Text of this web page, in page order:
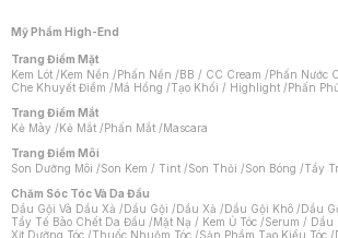
Mỹ Phẩm High-End
Trang Điểm Mặt
Kem Lót /Kem Nền /Phấn Nền /BB / CC Cream /Phấn Nước
Che Khuyết Điểm /Má Hồng /Tạo Khối / Highlight /Phấn Phủ
Trang Điểm Mắt
Kẻ Mày /Kẻ Mắt /Phấn Mắt /Mascara
Trang Điểm Môi
Son Dưỡng Môi /Son Kem / Tint /Son Thỏi /Son Bóng /Tẩy
Chăm Sóc Tóc Và Da Đầu
Dầu Gội Và Dầu Xả /Dầu Gội /Dầu Xả /Dầu Gội Khô /Dầu
Tẩy Tế Bào Chết Da Đầu /Mặt Nạ / Kem Ủ Tóc /Serum / Dầu
Xịt Dưỡng Tóc /Thuốc Nhuộm Tóc /Sản Phẩm Tạo Kiểu Tóc /